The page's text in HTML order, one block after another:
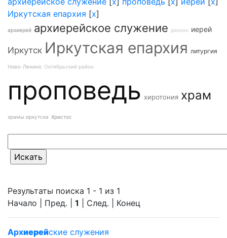
Иркутская епархия [x]
архиерей архиерейское служение диакон иерей
Иркутск Иркутская епархия литургия
Ново-Ленино Октябрьский район
проповедь хиротония храм
храмы иркутска Христос
Результаты поиска 1 - 1 из 1
Начало | Пред. | 1 | След. | Конец
Архиерейские служения